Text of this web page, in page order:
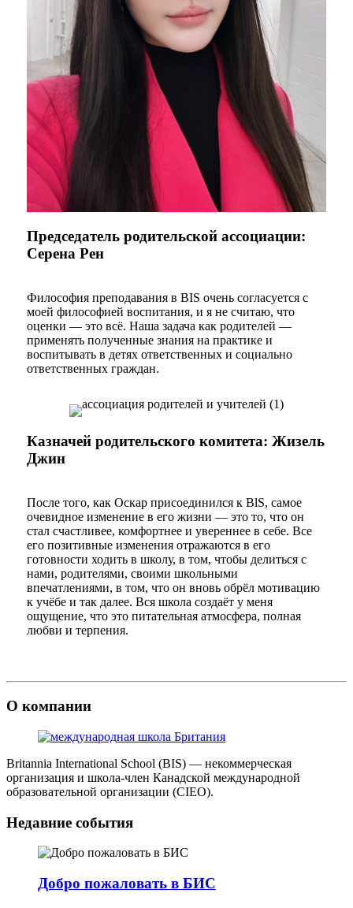
Председатель родительской ассоциации:
Серена Рен
Философия преподавания в BIS очень согласуется с
моей философией воспитания, и я не считаю, что
оценки — это всё. Наша задача как родителей —
применять полученные знания на практике и
воспитывать в детях ответственных и социально
ответственных граждан.
Казначей родительского комитета: Жизель
Джин
После того, как Оскар присоединился к BlS, самое
очевидное изменение в его жизни — это то, что он
стал счастливее, комфортнее и увереннее в себе. Все
его позитивные изменения отражаются в его
готовности ходить в школу, в том, чтобы делиться с
нами, родителями, своими школьными
впечатлениями, в том, что он вновь обрёл мотивацию
к учёбе и так далее. Вся школа создаёт у меня
ощущение, что это питательная атмосфера, полная
любви и терпения.
О компании
Britannia International School (BIS) — некоммерческая
организация и школа-член Канадской международной
образовательной организации (CIEO).
Недавние события
Добро пожаловать в БИС